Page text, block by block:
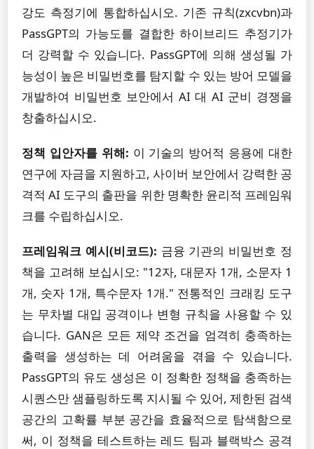
강도 측정기에 통합하십시오. 기존 규칙(zxcvbn)과
PassGPT의 가능도를 결합한 하이브리드 추정기가
더 강력할 수 있습니다. PassGPT에 의해 생성될 가
능성이 높은 비밀번호를 탐지할 수 있는 방어 모델을
개발하여 비밀번호 보안에서 AI 대 AI 군비 경쟁을
창출하십시오.
정책 입안자를 위해: 이 기술의 방어적 응용에 대한
연구에 자금을 지원하고, 사이버 보안에서 강력한 공
격적 AI 도구의 출판을 위한 명확한 윤리적 프레임워
크를 수립하십시오.
프레임워크 예시(비코드): 금융 기관의 비밀번호 정
책을 고려해 보십시오: "12자, 대문자 1개, 소문자 1
개, 숫자 1개, 특수문자 1개." 전통적인 크래킹 도구
는 무차별 대입 공격이나 변형 규칙을 사용할 수 있
습니다. GAN은 모든 제약 조건을 엄격히 충족하는
출력을 생성하는 데 어려움을 겪을 수 있습니다.
PassGPT의 유도 생성은 이 정확한 정책을 충족하는
시퀀스만 샘플링하도록 지시될 수 있어, 제한된 검색
공간의 고확률 부분 공간을 효율적으로 탐색함으로
써, 이 정책을 테스트하는 레드 팀과 블랙박스 공격